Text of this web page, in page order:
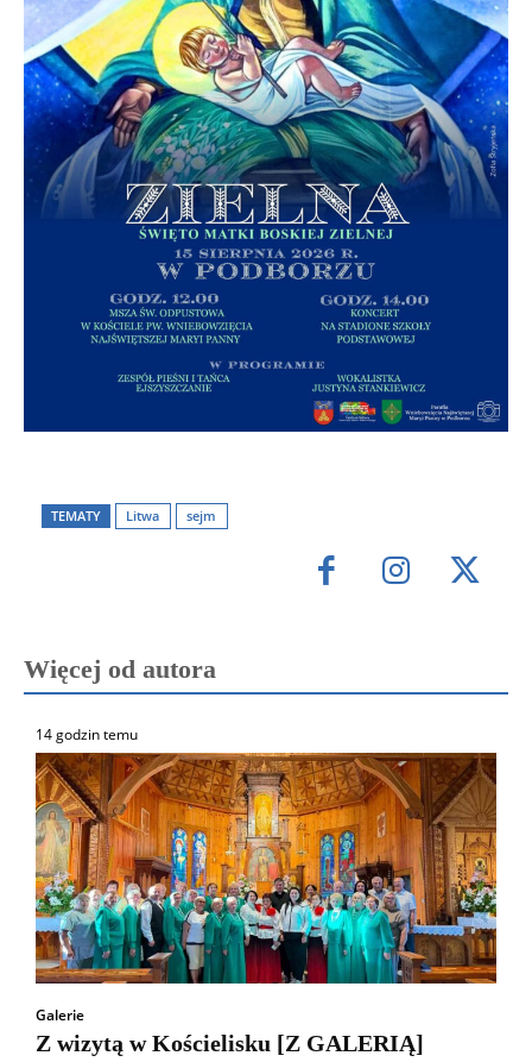
TEMATY Litwa sejm
Więcej od autora
14 godzin temu
Galerie
Z wizytą w Kościelisku [Z GALERIĄ]